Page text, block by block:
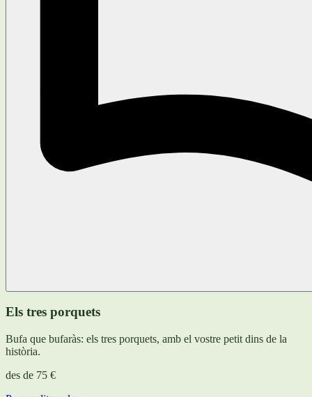
Els tres porquets
Bufa que bufaràs: els tres porquets, amb el vostre petit dins de la
història.
des de 75 €